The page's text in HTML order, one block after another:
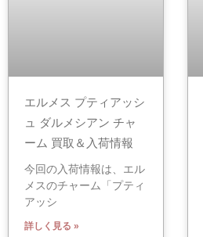
エルメス プティアッシ
ュ ダルメシアン チャ
ーム 買取＆入荷情報
今回の入荷情報は、エル
メスのチャーム「プティ
アッシ
詳しく見る »